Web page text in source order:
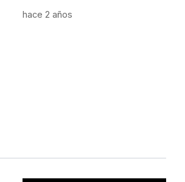
hace 2 años